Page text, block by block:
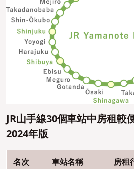
JR山手線30個車站中房租較
2024年版
名次 車站名稱 房租